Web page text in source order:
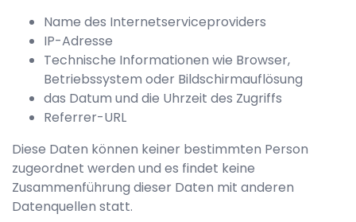
Name des Internetserviceproviders
IP-Adresse
Technische Informationen wie Browser,
Betriebssystem oder Bildschirmauflösung
das Datum und die Uhrzeit des Zugriffs
Referrer-URL
Diese Daten können keiner bestimmten Person
zugeordnet werden und es findet keine
Zusammenführung dieser Daten mit anderen
Datenquellen statt.